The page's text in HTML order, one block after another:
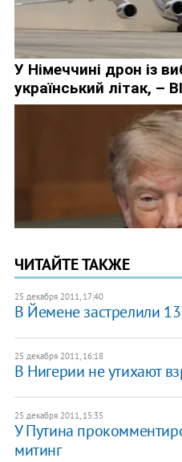
ЧИТАЙТЕ ТАКЖЕ
25 декабря 2011, 17:40
В Йемене застрелили
25 декабря 2011, 16:18
В Нигерии не утихают
25 декабря 2011, 15:35
У Путина
митинг